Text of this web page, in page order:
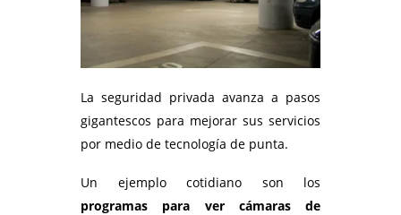
La seguridad privada avanza a pasos
gigantescos para mejorar sus servicios
por medio de tecnología de punta.
Un ejemplo cotidiano son los
programas para ver cámaras de